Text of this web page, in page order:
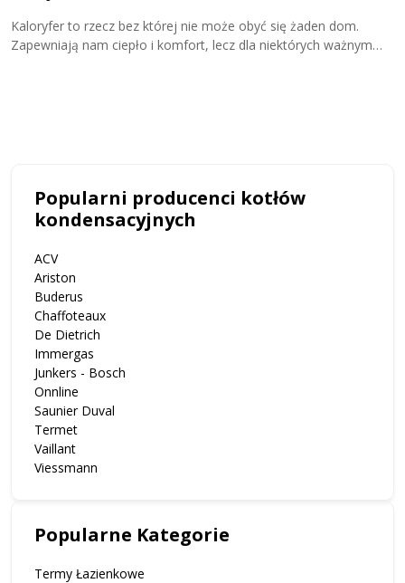
Kaloryfer to rzecz bez której nie może obyć się żaden dom.
Zapewniają nam ciepło i komfort, lecz dla niektórych ważnym
Popularni producenci kotłów
kondensacyjnych
ACV
Ariston
Buderus
Chaffoteaux
De Dietrich
Immergas
Junkers - Bosch
Onnline
Saunier Duval
Termet
Vaillant
Viessmann
Popularne Kategorie
Termy Łazienkowe